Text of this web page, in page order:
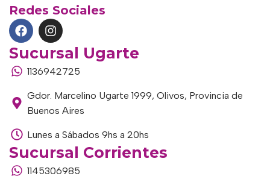
Redes Sociales
Sucursal Ugarte
1136942725
Gdor. Marcelino Ugarte 1999, Olivos, Provincia de
Buenos Aires
Lunes a Sábados 9hs a 20hs
Sucursal Corrientes
1145306985